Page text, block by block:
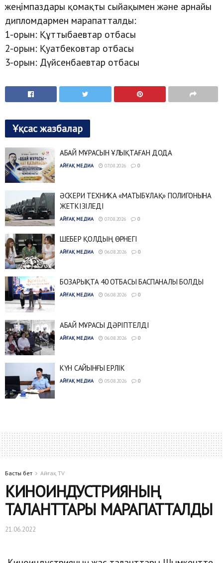
жеңімпаздары қомақты сыйақымен және арнайы
дипломдармен марапатталды:
1-орын: Құттыбаевтар отбасы
2-орын: Қуатбековтар отбасы
3-орын: Дүйсенбаевтар отбасы
Ұқсас жазбалар
АБАЙ МҰРАСЫН ҰЛЫҚТАҒАН ДОДА
АЙҒАҚ МЕДИА 07.08.2026 0
ӘСКЕРИ ТЕХНИКА «МАТЫБҰЛАҚ» ПОЛИГОНЫНА
ЖЕТКІЗІЛЕДІ
АЙҒАҚ МЕДИА 07.08.2026 0
ШЕБЕР ҚОЛДЫҢ ӨРНЕГІ
АЙҒАҚ МЕДИА 06.08.2026 0
БОЗАРЫҚТА 40 ОТБАСЫ БАСПАНАЛЫ БОЛДЫ
АЙҒАҚ МЕДИА 06.08.2026 0
АБАЙ МҰРАСЫ ДӘРІПТЕЛДІ
АЙҒАҚ МЕДИА 06.08.2026 0
КҮН САЙЫНҒЫ ЕРЛІК
АЙҒАҚ МЕДИА 05.08.2026 0
Басты бет Айғақ TV
КИНОИНДУСТРИЯНЫҢ
ТАЛАНТТАРЫ МАРАПАТТАЛДЫ
21.06.2022